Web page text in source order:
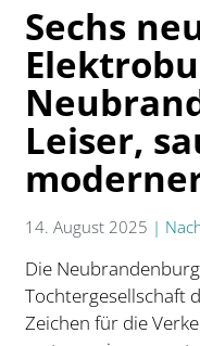
Sechs
Leiser,
14. August 2025 |
Die
Tochtergesellschaft
Zeichen für die